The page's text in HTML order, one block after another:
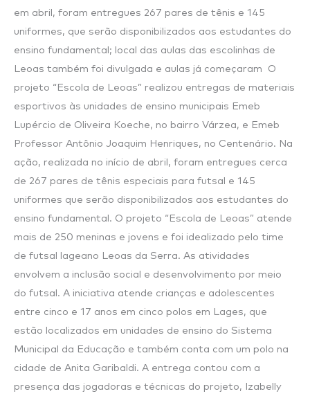
em abril, foram entregues 267 pares de tênis e 145
uniformes, que serão disponibilizados aos estudantes do
ensino fundamental; local das aulas das escolinhas de
Leoas também foi divulgada e aulas já começaram O
projeto “Escola de Leoas” realizou entregas de materiais
esportivos às unidades de ensino municipais Emeb
Lupércio de Oliveira Koeche, no bairro Várzea, e Emeb
Professor Antônio Joaquim Henriques, no Centenário. Na
ação, realizada no início de abril, foram entregues cerca
de 267 pares de tênis especiais para futsal e 145
uniformes que serão disponibilizados aos estudantes do
ensino fundamental. O projeto “Escola de Leoas” atende
mais de 250 meninas e jovens e foi idealizado pelo time
de futsal lageano Leoas da Serra. As atividades
envolvem a inclusão social e desenvolvimento por meio
do futsal. A iniciativa atende crianças e adolescentes
entre cinco e 17 anos em cinco polos em Lages, que
estão localizados em unidades de ensino do Sistema
Municipal da Educação e também conta com um polo na
cidade de Anita Garibaldi. A entrega contou com a
presença das jogadoras e técnicas do projeto, Izabelly
já
foram
retomadas